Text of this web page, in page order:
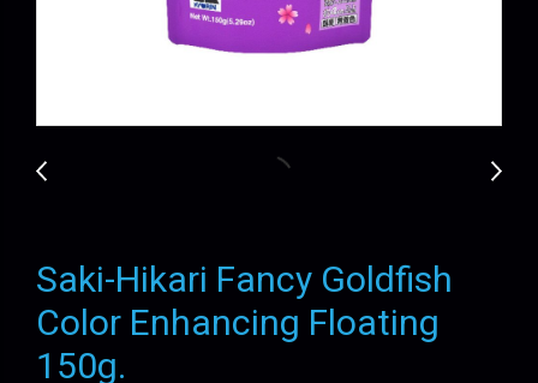
Saki-Hikari Fancy Goldfish
Color Enhancing Floating
150g.